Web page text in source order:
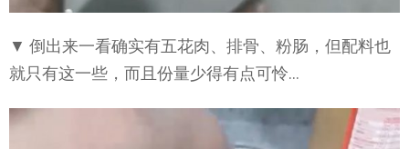
▼ 倒出来一看确实有五花肉、排骨、粉肠，但配料也
就只有这一些，而且份量少得有点可怜…